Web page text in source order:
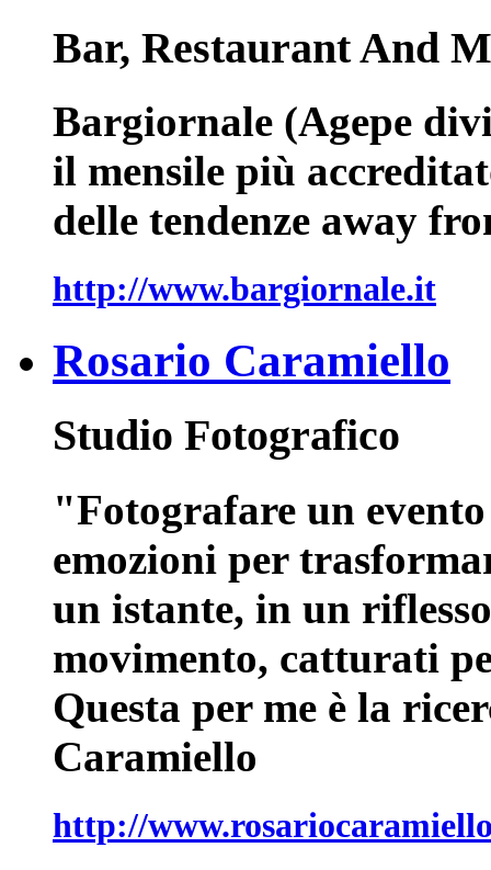
Bar, Restaurant And
Bargiornale (Agepe
il mensile più
delle tendenze away
http://www.bargiornale.it
Rosario Caramiello
Studio Fotografico
"Fotografare un
emozioni per
un istante, in un
movimento, catturati
Questa per me è la
Caramiello
http://